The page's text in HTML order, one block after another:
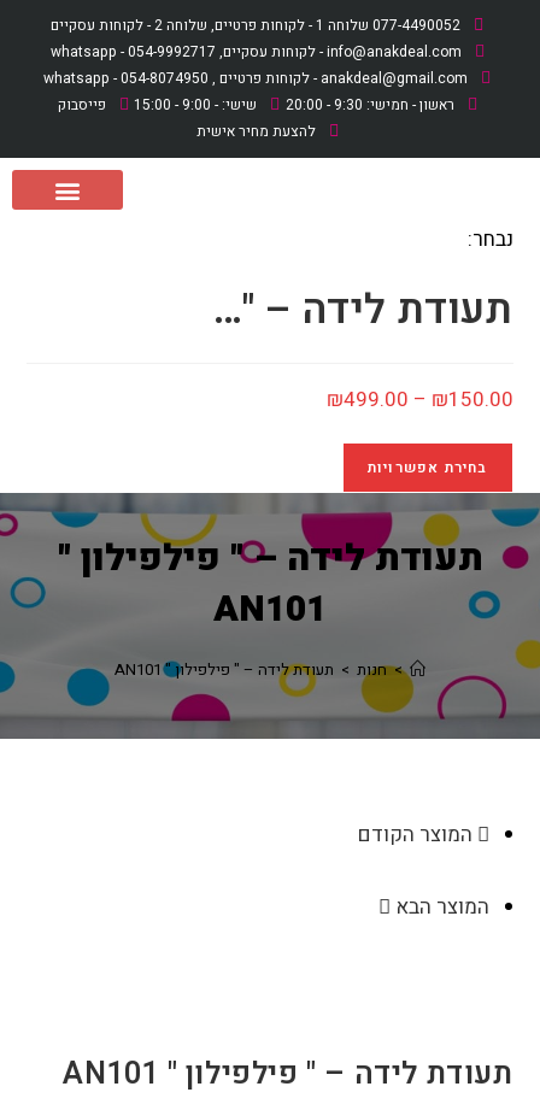
077-4490052 שלוחה 1 - לקוחות פרטיים, שלוחה 2 - לקוחות עסקיים
info@anakdeal.com - לקוחות עסקיים, whatsapp - 054-9992717
anakdeal@gmail.com - לקוחות פרטיים , whatsapp - 054-8074950
ראשון - חמישי: 9:30 - 20:00
שישי: - 9:00 - 15:00
פייסבוק
להצעת מחיר אישית
נבחר:
תעודת לידה – "…
₪150.00
–
₪499.00
בחירת אפשרויות
תעודת לידה – " פילפילון "
AN101
> חנות > תעודת לידה – " פילפילון " AN101
המוצר הקודם
המוצר הבא
תעודת לידה – " פילפילון " AN101